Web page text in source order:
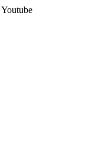
Youtube